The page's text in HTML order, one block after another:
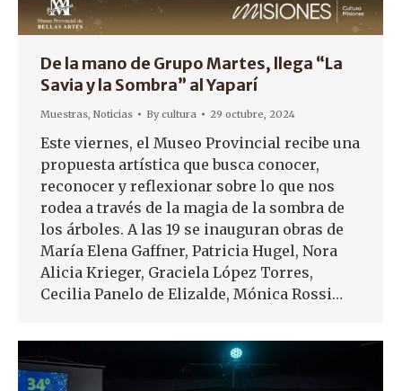
De la mano de Grupo Martes, llega “La
Savia y la Sombra” al Yaparí
Muestras, Noticias Bycultura 29 octubre, 2024
Este viernes, el Museo Provincial recibe una
propuesta artística que busca conocer,
reconocer y reflexionar sobre lo que nos
rodea a través de la magia de la sombra de
los árboles. A las 19 se inauguran obras de
María Elena Gaffner, Patricia Hugel, Nora
Alicia Krieger, Graciela López Torres,
Cecilia Panelo de Elizalde, Mónica Rossi…